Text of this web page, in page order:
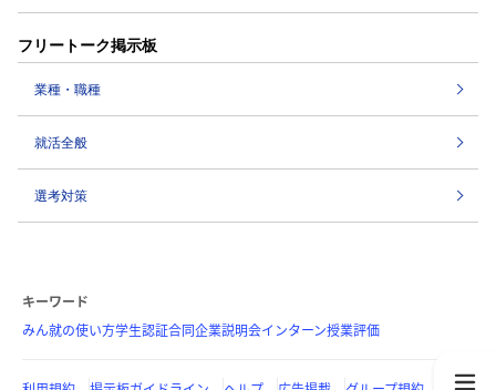
フリートーク掲示板
業種・職種
就活全般
選考対策
キーワード
みん就の使い方学生認証合同企業説明会インターン授業評価